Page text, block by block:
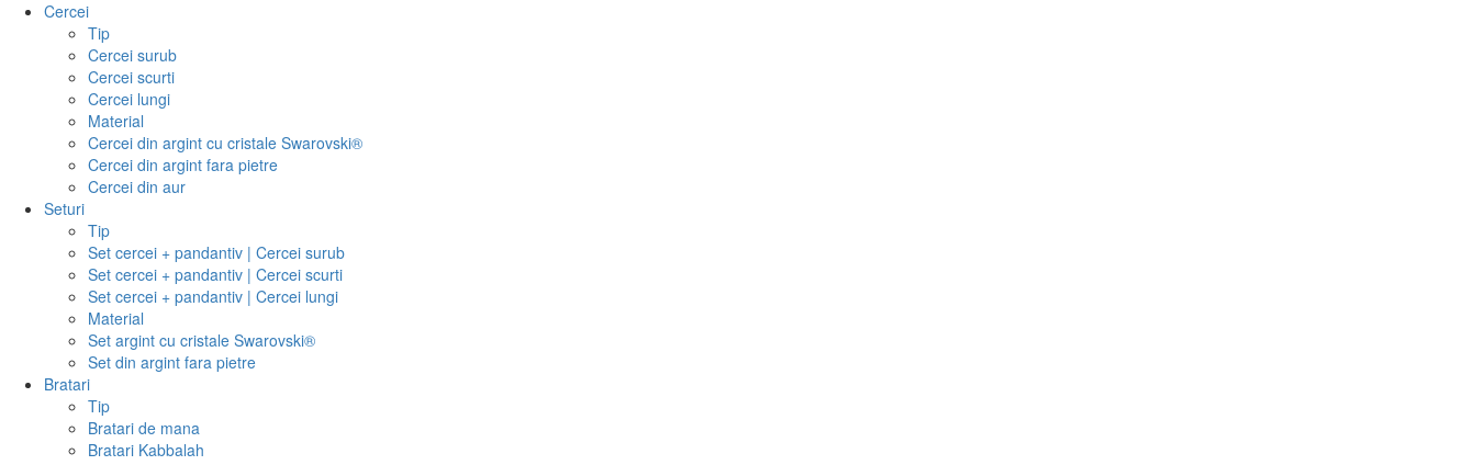
Cercei
Tip
Cercei surub
Cercei scurti
Cercei lungi
Material
Cercei din argint cu cristale Swarovski®
Cercei din argint fara pietre
Cercei din aur
Seturi
Tip
Set cercei + pandantiv | Cercei surub
Set cercei + pandantiv | Cercei scurti
Set cercei + pandantiv | Cercei lungi
Material
Set argint cu cristale Swarovski®
Set din argint fara pietre
Bratari
Tip
Bratari de mana
Bratari Kabbalah